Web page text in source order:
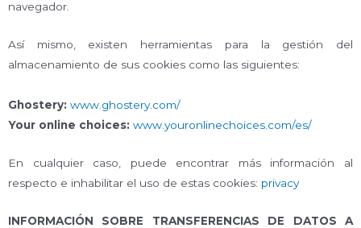
navegador.
Así mismo, existen herramientas para la gestión del
almacenamiento de sus cookies como las siguientes:
Ghostery: www.ghostery.com/
Your online choices: www.youronlinechoices.com/es/
En cualquier caso, puede encontrar más información al
respecto e inhabilitar el uso de estas cookies: privacy
INFORMACIÓN SOBRE TRANSFERENCIAS DE DATOS A